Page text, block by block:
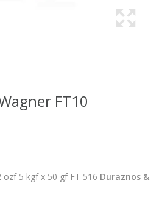
FT10
ozf 5 kgf x 50 gf FT 516 Duraznos &